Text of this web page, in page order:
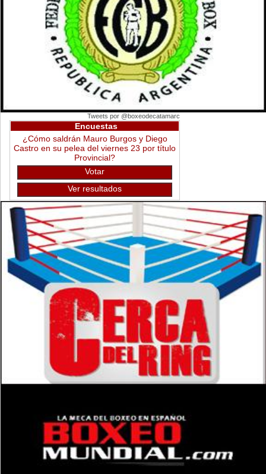
Tweets por @boxeodecatamarc
Encuestas
¿Cómo saldrán Mauro Burgos y Diego
Castro en su pelea del viernes 23 por título
Provincial?
Votar
Ver resultados